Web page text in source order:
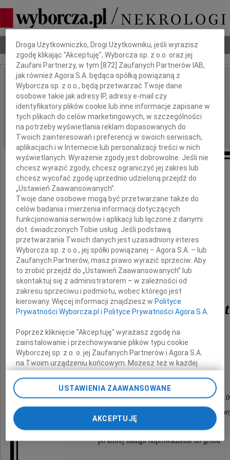
Nekrologi Odeszli Poradnik pogrzebowy
IMIĘ I NAZWISKO: Wanda Teresa Momot
REGION: Warszawa
DATA EMISJI: 23.09.2009
Z głębokim żalem zawiadamiamy,
że w dniu 20 września 2009 roku
odeszła nasza kochana Żona, Mama i Babcia
Wanda Teresa Momot
wieloletni pracownik i dyrektor OR PAN
Msza święta pogrzebowa odbędzie się
w piątek, 25 września 2009 roku, o godzinie
w kościele pw. św. Wincentego a?Paulo
na Cmentarzu Bródzieńskim w Warszawie,
po której nastąpi odprowadzenie do grobu
Dbamy o Twoją prywatność
Droga Użytkowniczko, Drogi Użytkowniku, jeśli wyrazisz
zgodę klikając "Akceptuję", Wyborcza sp. z o.o. oraz jej
Zaufani Partnerzy, w tym [872 ] Zaufanych Partnerów IAB,
jak również Agora S.A. będąca spółką powiązaną z
Wyborcza sp. z o.o., będą przetwarzać Twoje dane
osobowe takie jak adresy IP, adresy e-mail czy
identyfikatory plików cookie lub inne informacje zapisane w
tych plikach do celów marketingowych, w szczególności
na potrzeby wyświetlania reklam dopasowanych do
Twoich zainteresowań i preferencji w swoich serwisach,
aplikacjach i w Internecie lub personalizacji treści w nich
wyświetlanych. Wyrażenie zgody jest dobrowolne. Jeśli nie
chcesz wyrazić zgody, chcesz ograniczyć jej zakres lub
chcesz wycofać zgodę uprzednio udzieloną przejdź do
„Ustawień Zaawansowanych”.
Twoje dane osobowe mogą być przetwarzane także do
celów badania i mierzenia informacji dotyczących
funkcjonowania serwisów i aplikacji lub łączone z danymi
dot. świadczonych Tobie usług. Jeśli podstawą
przetwarzania Twoich danych jest uzasadniony interes
Wyborcza sp. z o.o., jej spółki powiązanej – Agora S.A. – lub
Zaufanych Partnerów, masz prawo wyrazić sprzeciw. Aby
to zrobić przejdź do „Ustawień Zaawansowanych” lub
skontaktuj się z administratorem – w zależności od
zakresu sprzeciwu i podmiotu, wobec którego jest
kierowany. Więcej informacji znajdziesz w Polityce
Prywatności Wyborcza.pl i Polityce Prywatności Agora S.A.
Poprzez kliknięcie "Akceptuję" wyrażasz zgodę na
zainstalowanie i przechowywanie plików typu cookie
Wyborczej sp. z o. o. jej Zaufanych Partnerów i Agora S.A.
na Twoim urządzeniu końcowym. Możesz też w każdej
ponownie wywołując narzędzie do zarządzania Twoimi
preferencjami dot. przetwarzania danych poprzez
przechodząc do sekcji „Ustawienia zaawansowane”.
Zmiana ustawień plików cookie możliwa jest także za
USTAWIENIA ZAAWANSOWANE
AKCEPTUJĘ